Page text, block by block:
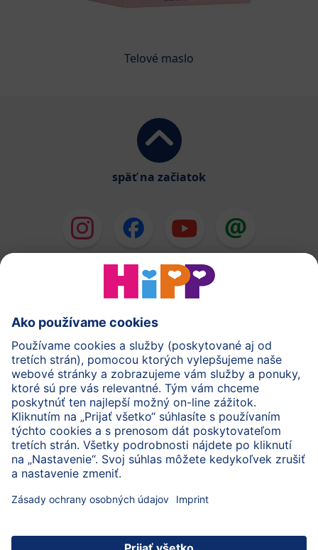
Telové maslo
späť na začiatok
HiPP Mlieka
HiPP Príkrmy
HiPP Tehotenstvo
Ochrana osobných údajov
Cookies a pravidlá používania webovej stránky
Imprint
O spoločnosti HiPP Kontakt